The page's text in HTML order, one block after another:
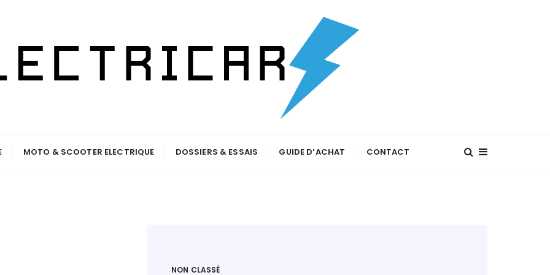
MOTO & SCOOTER ELECTRIQUE DOSSIERS & ESSAIS GUIDE D’ACHAT CONTACT
NON CLASSÉ